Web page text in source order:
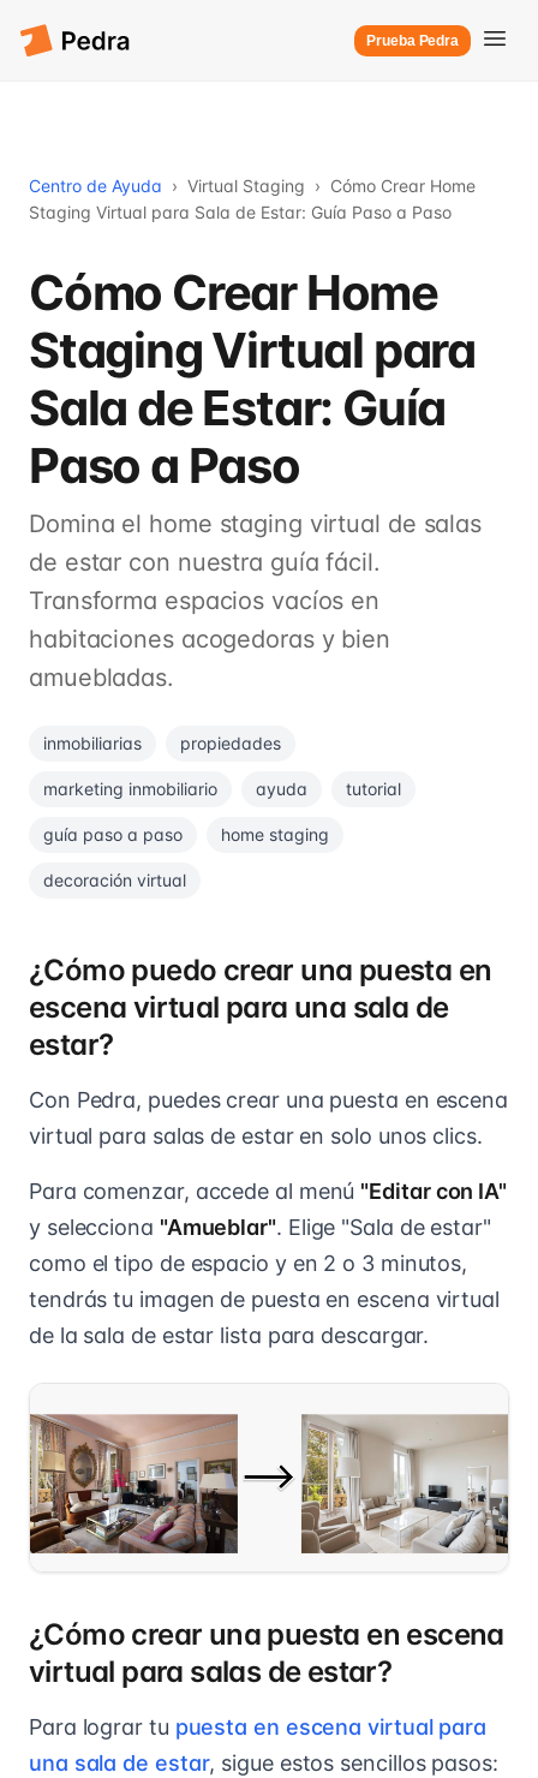
Prueba Pedra
Centro de Ayuda › Virtual Staging › Cómo Crear Home
Staging Virtual para Sala de Estar: Guía Paso a Paso
Cómo Crear Home
Staging Virtual para
Sala de Estar: Guía
Paso a Paso
Domina el home staging virtual de salas
de estar con nuestra guía fácil.
Transforma espacios vacíos en
habitaciones acogedoras y bien
amuebladas.
inmobiliarias propiedades
marketing inmobiliario ayuda tutorial
guía paso a paso home staging
decoración virtual
¿Cómo puedo crear una puesta en
escena virtual para una sala de
estar?
Con Pedra, puedes crear una puesta en escena
virtual para salas de estar en solo unos clics.
Para comenzar, accede al menú "Editar con IA"
y selecciona "Amueblar". Elige "Sala de estar"
como el tipo de espacio y en 2 o 3 minutos,
tendrás tu imagen de puesta en escena virtual
de la sala de estar lista para descargar.
¿Cómo crear una puesta en escena
virtual para salas de estar?
Para lograr tu puesta en escena virtual para
una sala de estar, sigue estos sencillos pasos: